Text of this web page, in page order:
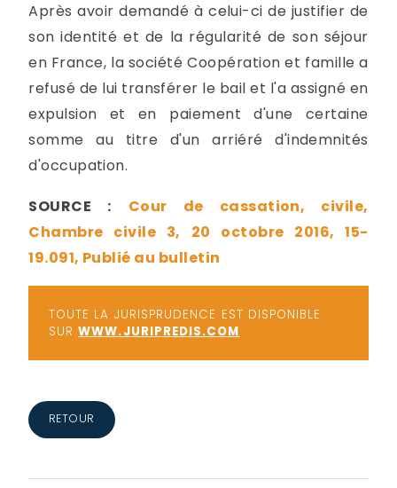
Après avoir demandé à celui-ci de justifier de
son identité et de la régularité de son séjour
en France, la société Coopération et famille a
refusé de lui transférer le bail et l'a assigné en
expulsion et en paiement d'une certaine
somme au titre d'un arriéré d'indemnités
d'occupation.
SOURCE :
Cour de cassation, civile,
Chambre civile 3, 20 octobre 2016, 15-
19.091, Publié au bulletin
TOUTE LA JURISPRUDENCE EST DISPONIBLE
SURWWW.JURIPREDIS.COM
RETOUR